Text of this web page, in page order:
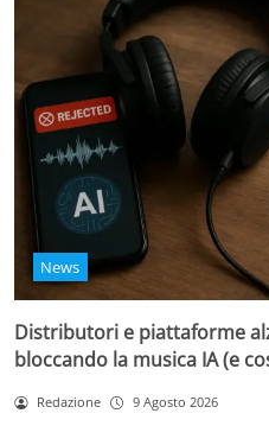
News
Distributori e piattaforme
bloccando la musica IA (e
Redazione 9 Agosto 2026